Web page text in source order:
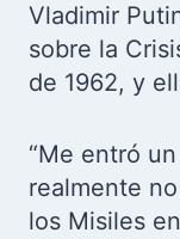
Vladimir
sobre la
de 1962, y
“Me entró
realmente
los Misiles